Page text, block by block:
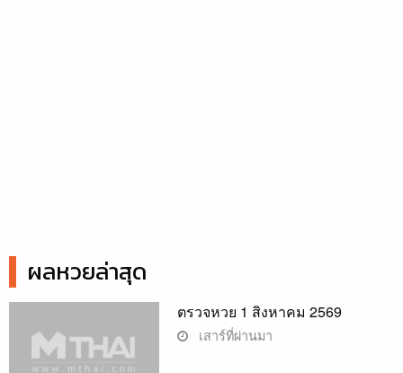
ผลหวยล่าสุด
ตรวจหวย 1 สิงหาคม 2569
เสาร์ที่ผ่านมา